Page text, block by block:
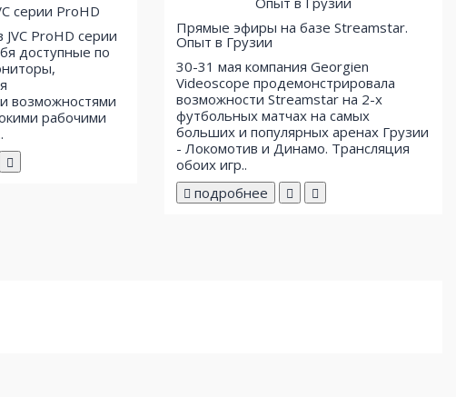
серии ProHD
ProHD серии
доступные по
возможностями
рабочими
Прямые эфиры на базе Streamstar.
Опыт в Грузии
30-31 мая компания Georgien
Videoscope продемонстрировала
возможности Streamstar на 2-х
футбольных матчах на самых
больших и популярных аренах Грузии
- Локомотив и Динамо. Трансляция
обоих игр..
подробнее